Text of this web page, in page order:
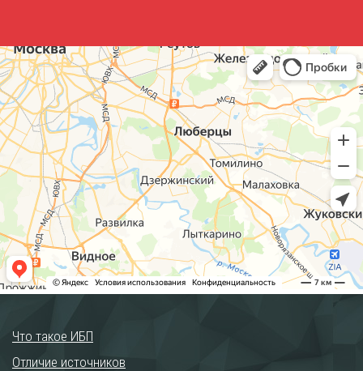
Что такое ИБП
Отличие источников